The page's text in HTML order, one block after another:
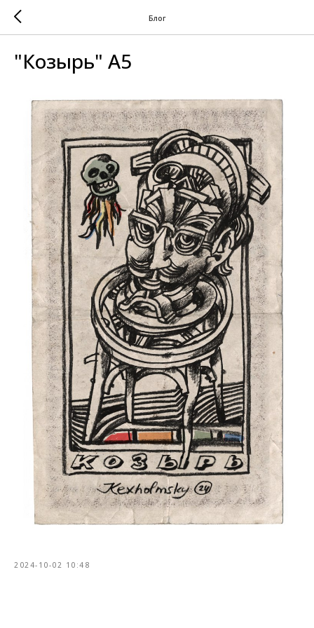
Блог
"Козырь" А5
2024-10-02 10:48